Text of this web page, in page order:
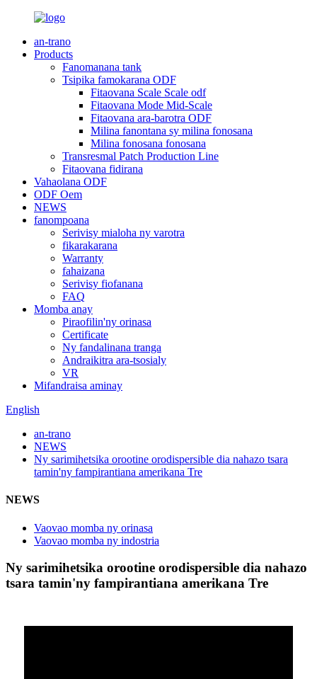
an-trano
Products
Fanomanana tank
Tsipika famokarana ODF
Fitaovana Scale Scale odf
Fitaovana Mode Mid-Scale
Fitaovana ara-barotra ODF
Milina fanontana sy milina fonosana
Milina fonosana fonosana
Transresmal Patch Production Line
Fitaovana fidirana
Vahaolana ODF
ODF Oem
NEWS
fanompoana
Serivisy mialoha ny varotra
fikarakarana
Warranty
fahaizana
Serivisy fiofanana
FAQ
Momba anay
Piraofilin'ny orinasa
Certificate
Ny fandalinana tranga
Andraikitra ara-tsosialy
VR
Mifandraisa aminay
English
an-trano
NEWS
Ny sarimihetsika orootine orodispersible dia nahazo tsara
tamin'ny fampirantiana amerikana Tre
NEWS
Vaovao momba ny orinasa
Vaovao momba ny indostria
Ny sarimihetsika orootine orodispersible dia nahazo
tsara tamin'ny fampirantiana amerikana Tre